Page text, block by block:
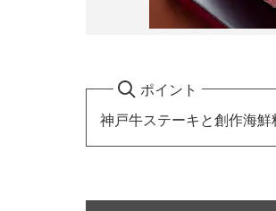
ポイント
神戸牛ステーキと創作海